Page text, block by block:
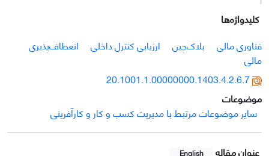
کلیدواژه‌ها
فناوری مالی
بلاک‌چین ارزیابی کنترل داخلی
انعطاف‌پذیری
مالی
20.1001.1.00000000.1403.4.2.6.7
موضوعات
سایر موضوعات مرتبط با مدیریت کسب و کار و کارآفرینی
عنوان مقاله English